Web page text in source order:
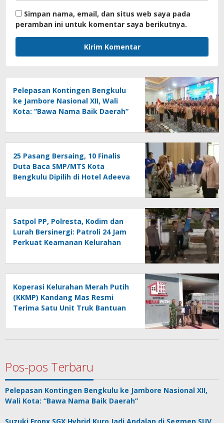
Simpan nama, email, dan situs web saya pada
peramban ini untuk komentar saya berikutnya.
Pelepasan Kontingen Bengkulu
ke Jambore Nasional XII, Wali
Kota: “Bawa Nama Baik Daerah”
25 Pasang Bersaing, 10 Finalis
Duta Baca SMP/MTS Kota
Bengkulu Dipilih di Hotel Adeeva
Satpol PP, Polresta, Kodim dan
Lurah Bersinergi: Patroli 24 Jam
Perkuat Keamanan Kelurahan
Koperasi Kelurahan Merah Putih
(KKMP) Kandang Mas Resmi
Terima Satu Unit Truk Bantuan
Pos-pos Terbaru
Pelepasan Kontingen Bengkulu ke Jambore Nasional XII,
Wali Kota: “Bawa Nama Baik Daerah”
Suzuki Fronx SGX Hybrid Kuro Jadi Andalan di Segmen SUV